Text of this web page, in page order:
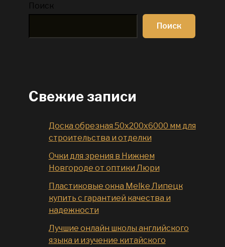
Поиск
Поиск
Свежие записи
Доска обрезная 50x200x6000 мм для
строительства и отделки
Очки для зрения в Нижнем
Новгороде от оптики Люри
Пластиковые окна Melke Липецк
купить с гарантией качества и
надежности
Лучшие онлайн школы английского
языка и изучение китайского